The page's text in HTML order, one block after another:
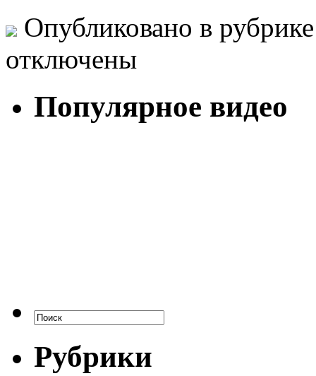
Опубликовано в
отключены
Популярное видео
Рубрики